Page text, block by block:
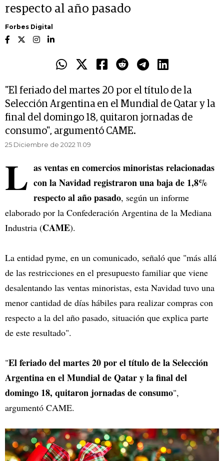
respecto al año pasado
Forbes Digital
"El feriado del martes 20 por el título de la
Selección Argentina en el Mundial de Qatar y la
final del domingo 18, quitaron jornadas de
consumo", argumentó CAME.
25 Diciembre de 2022 11.09
L as ventas en comercios minoristas relacionadas
con la Navidad registraron una baja de 1,8%
respecto al año pasado, según un informe
elaborado por la Confederación Argentina de la Mediana
Industria (CAME).
La entidad pyme, en un comunicado, señaló que "más allá
de las restricciones en el presupuesto familiar que viene
desalentando las ventas minoristas, esta Navidad tuvo una
menor cantidad de días hábiles para realizar compras con
respecto a la del año pasado, situación que explica parte
de este resultado".
"El feriado del martes 20 por el título de la Selección
Argentina en el Mundial de Qatar y la final del
domingo 18, quitaron jornadas de consumo",
argumentó CAME.